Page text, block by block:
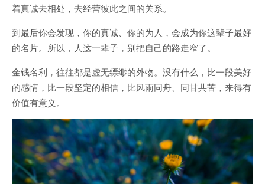
着真诚去相处，去经营彼此之间的关系。
到最后你会发现，你的真诚、你的为人，会成为你这辈子最好
的名片。所以，人这一辈子，别把自己的路走窄了。
金钱名利，往往都是虚无缥缈的外物。没有什么，比一段美好
的感情，比一段坚定的相信，比风雨同舟、同甘共苦，来得有
价值有意义。